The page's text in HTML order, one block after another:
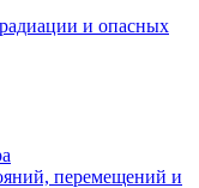
и опасных
перемещений и